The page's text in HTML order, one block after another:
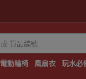
電動輪椅 風扇衣 玩水必